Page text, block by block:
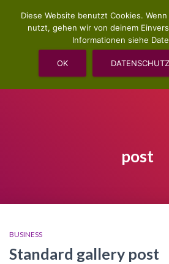
post
BUSINESS
Standard gallery post
Diese Website benutzt Cookies.
nutzt, gehen wir von deinem
Informationen siehe
OK